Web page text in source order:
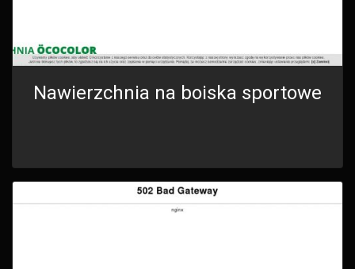
Nawierzchnia na boiska sportowe